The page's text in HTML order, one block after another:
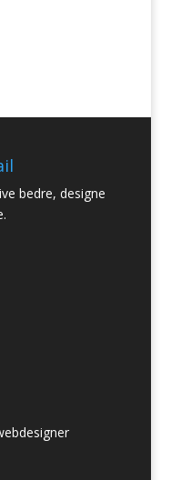
bedre, designe